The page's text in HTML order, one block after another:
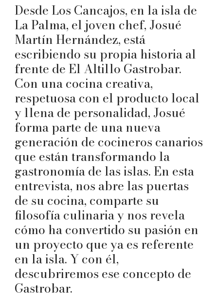
Desde Los Cancajos, en la isla de
La Palma, el joven chef, Josué
Martín Hernández, está
escribiendo su propia historia al
frente de El Altillo Gastrobar.
Con una cocina creativa,
respetuosa con el producto local
y llena de personalidad, Josué
forma parte de una nueva
generación de cocineros canarios
que están transformando la
gastronomía de las islas. En esta
entrevista, nos abre las puertas
de su cocina, comparte su
filosofía culinaria y nos revela
cómo ha convertido su pasión en
un proyecto que ya es referente
en la isla. Y con él,
descubriremos ese concepto de
Gastrobar.